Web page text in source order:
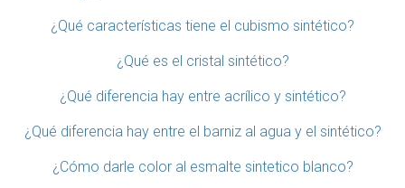
¿Qué características tiene el cubismo sintético?
¿Qué es el cristal sintético?
¿Qué diferencia hay entre acrílico y sintético?
¿Qué diferencia hay entre el barniz al agua y el sintético?
¿Cómo darle color al esmalte sintetico blanco?